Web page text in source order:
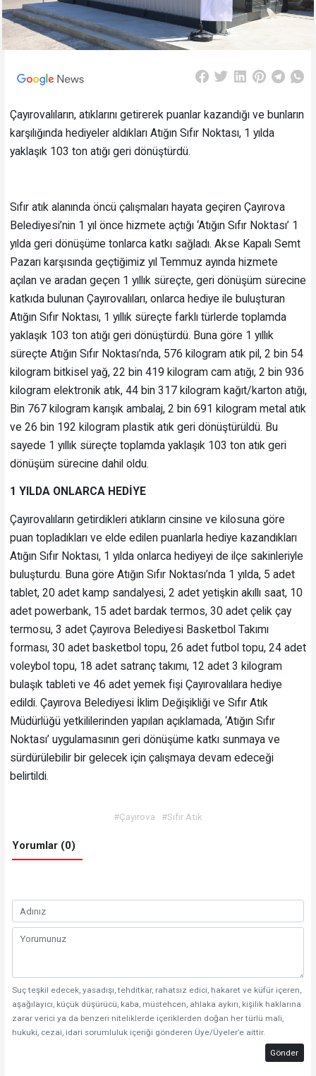
Çayırovalıların, atıklarını getirerek puanlar kazandığı ve bunların
karşılığında hediyeler aldıkları Atığın Sıfır Noktası, 1 yılda
yaklaşık 103 ton atığı geri dönüştürdü.
Sıfır atık alanında öncü çalışmaları hayata geçiren Çayırova
Belediyesi’nin 1 yıl önce hizmete açtığı ‘Atığın Sıfır Noktası’ 1
yılda geri dönüşüme tonlarca katkı sağladı. Akse Kapalı Semt
Pazarı karşısında geçtiğimiz yıl Temmuz ayında hizmete
açılan ve aradan geçen 1 yıllık süreçte, geri dönüşüm sürecine
katkıda bulunan Çayırovalıları, onlarca hediye ile buluşturan
Atığın Sıfır Noktası, 1 yıllık süreçte farklı türlerde toplamda
yaklaşık 103 ton atığı geri dönüştürdü. Buna göre 1 yıllık
süreçte Atığın Sıfır Noktası’nda, 576 kilogram atık pil, 2 bin 54
kilogram bitkisel yağ, 22 bin 419 kilogram cam atığı, 2 bin 936
kilogram elektronik atık, 44 bin 317 kilogram kağıt/karton atığı,
Bin 767 kilogram karışık ambalaj, 2 bin 691 kilogram metal atık
ve 26 bin 192 kilogram plastik atık geri dönüştürüldü. Bu
sayede 1 yıllık süreçte toplamda yaklaşık 103 ton atık geri
dönüşüm sürecine dahil oldu.
1 YILDA ONLARCA HEDİYE
Çayırovalıların getirdikleri atıkların cinsine ve kilosuna göre
puan topladıkları ve elde edilen puanlarla hediye kazandıkları
Atığın Sıfır Noktası, 1 yılda onlarca hediyeyi de ilçe sakinleriyle
buluşturdu. Buna göre Atığın Sıfır Noktası’nda 1 yılda, 5 adet
tablet, 20 adet kamp sandalyesi, 2 adet yetişkin akıllı saat, 10
adet powerbank, 15 adet bardak termos, 30 adet çelik çay
termosu, 3 adet Çayırova Belediyesi Basketbol Takımı
forması, 30 adet basketbol topu, 26 adet futbol topu, 24 adet
voleybol topu, 18 adet satranç takımı, 12 adet 3 kilogram
bulaşık tableti ve 46 adet yemek fişi Çayırovalılara hediye
edildi. Çayırova Belediyesi İklim Değişikliği ve Sıfır Atık
Müdürlüğü yetkililerinden yapılan açıklamada, ‘Atığın Sıfır
Noktası’ uygulamasının geri dönüşüme katkı sunmaya ve
sürdürülebilir bir gelecek için çalışmaya devam edeceği
belirtildi.
#Çayırova #Sıfır Atık
Yorumlar (0)
Suç teşkil edecek, yasadışı, tehditkar, rahatsız edici, hakaret ve küfür içeren,
aşağılayıcı, küçük düşürücü, kaba, müstehcen, ahlaka aykırı, kişilik haklarına
zarar verici ya da benzeri niteliklerde içeriklerden doğan her türlü mali,
hukuki, cezai, idari sorumluluk içeriği gönderen Üye/Üyeler’e aittir.
Gönder